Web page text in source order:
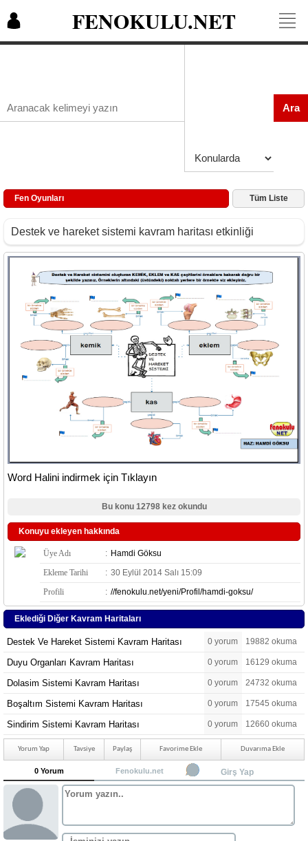
FENOKULU.NET
Ara
Fen Oyunları Tüm Liste
Destek ve hareket sistemi kavram haritası etkinliği
Word Halini indirmek için Tıklayın
Bu konu 12798 kez okundu
Konuyu ekleyen hakkında
Üye Adı : Hamdi Göksu
Ekleme Tarihi
: 30 Eylül 2014 Salı 15:09
Profili
: //fenokulu.net/yeni/Profil/hamdi-goksu/
Eklediği Diğer Kavram Haritaları
Destek Ve Hareket Sistemi Kavram Haritası 0 yorum 19882 okuma
Duyu Organları Kavram Haritası 0 yorum 16129 okuma
Dolasim Sistemi Kavram Haritası 0 yorum 24732 okuma
Boşaltım Sistemi Kavram Haritası 0 yorum 17545 okuma
Sindirim Sistemi Kavram Haritası 0 yorum 12660 okuma
Yorum Yap Tavsiye Paylaş Favorime Ekle Duvarıma Ekle
0 Yorum Fenokulu.net Girş Yap